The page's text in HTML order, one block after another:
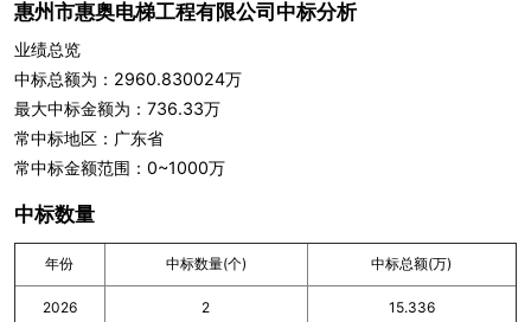
惠州市惠奥电梯工程有限公司中标分析
业绩总览
中标总额为：2960.830024万
最大中标金额为：736.33万
常中标地区：广东省
常中标金额范围：0~1000万
中标数量
年份 中标数量(个) 中标总额(万)
2026 2 15.336